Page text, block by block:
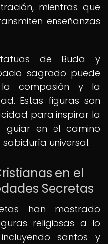
mientras que
enseñanzas
de Buda y
sagrado puede
compasión y la
Estas figuras son
para inspirar la
guiar en el camino
universal.
en el
Secretas
han mostrado
religiosas a lo
santos y